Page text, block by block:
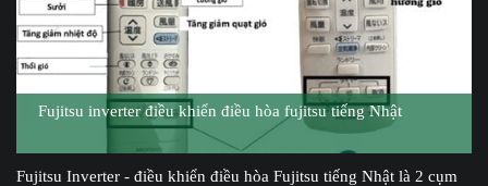
Fujitsu inverter điều khiển điều hòa fujitsu tiếng Nhật
Fujitsu Inverter - điều khiển điều hòa Fujitsu tiếng Nhật là 2 cụm